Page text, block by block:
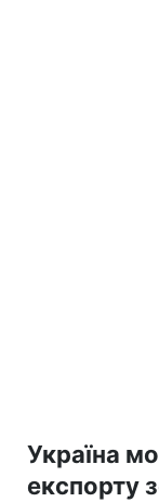
Україна
експорту